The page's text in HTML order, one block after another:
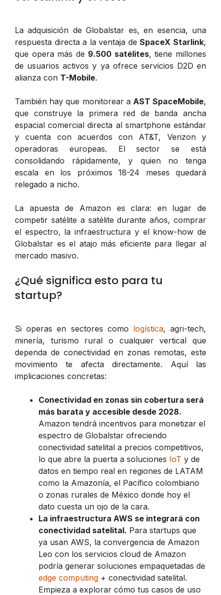
La adquisición de Globalstar es, en esencia, una
respuesta directa a la ventaja deSpaceX Starlink,
que opera más de 9.500 satélites, tiene millones
de usuarios activos y ya ofrece servicios D2D en
alianza con T-Mobile.
También hay que monitorear a AST SpaceMobile,
que construye la primera red de banda ancha
espacial comercial directa al smartphone estándar
y cuenta con acuerdos con AT&T, Verizon y
operadoras europeas. El sector se está
consolidando rápidamente, y quien no tenga
escala en los próximos 18-24 meses quedará
relegado a nicho.
La apuesta de Amazon es clara: en lugar de
competir satélite a satélite durante años, comprar
el espectro, la infraestructura y el know-how de
Globalstar es el atajo más eficiente para llegar al
mercado masivo.
¿Qué significa esto para tu
startup?
Si operas en sectores como logística, agri-tech,
minería, turismo rural o cualquier vertical que
dependa de conectividad en zonas remotas, este
movimiento te afecta directamente. Aquí las
implicaciones concretas:
Conectividad en zonas sin cobertura será
más barata y accesible desde 2028.
Amazon tendrá incentivos para monetizar el
espectro de Globalstar ofreciendo
conectividad satelital a precios competitivos,
lo que abre la puerta a soluciones IoT y de
datos en tiempo real en regiones de LATAM
como la Amazonía, el Pacífico colombiano
o zonas rurales de México donde hoy el
dato cuesta un ojo de la cara.
La infraestructura AWS se integrará con
conectividad satelital. Para startups que
ya usan AWS, la convergencia de Amazon
Leo con los servicios cloud de Amazon
podría generar soluciones empaquetadas de
edge computing + conectividad satelital.
Empieza a explorar cómo tus casos de uso